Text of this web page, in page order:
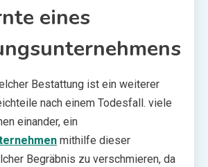
eines
Bestattung ist ein weiterer
nach einem Todesfall. viele
einander, ein
mithilfe dieser
Begräbnis zu verschmieren, da